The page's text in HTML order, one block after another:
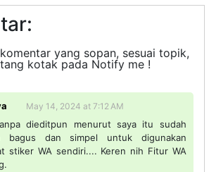
yang sopan, sesuai topik,
kotak pada Notify me !
May 14, 2024 at 7:12 AM
dieditpun menurut saya itu sudah
bagus dan simpel untuk digunakan
stiker WA sendiri.... Keren nih Fitur WA